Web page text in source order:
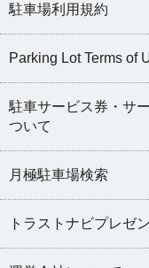
駐車場利用規約
Parking Lot Terms of
駐車サービス券・サ
ついて
月極駐車場検索
トラストナビプレゼ